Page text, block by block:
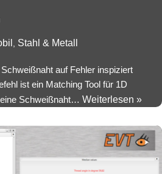
Stahl & Metall
auf Fehler inspiziert
ist ein Matching Tool für 1D
Schweißnaht… Weiterlesen »